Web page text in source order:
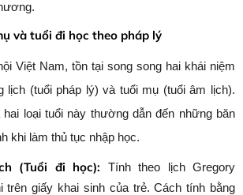
và tuổi đi học theo pháp lý
Việt Nam, tồn tại song song hai khái niệm
lịch (tuổi pháp lý) và tuổi mụ (tuổi âm lịch).
loại tuổi này thường dẫn đến những băn
khi làm thủ tục nhập học.
(Tuổi đi học): Tính theo lịch Gregory
trên giấy khai sinh của trẻ. Cách tính bằng